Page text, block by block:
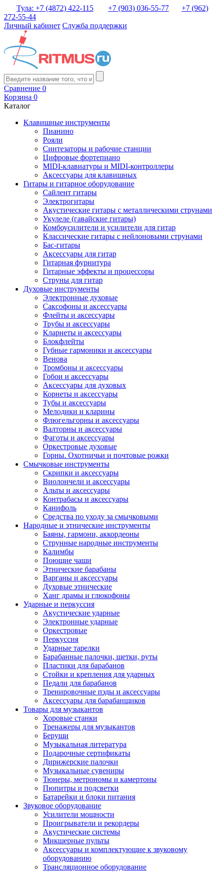
Тула: +7 (4872) 422-115 +7 (903) 036-55-77
+7 (962)
272-55-44
Личный кабинет Служба поддержки
Сравнение 0
Корзина 0
Каталог
Клавишные инструменты
Пианино
Рояли
Синтезаторы и рабочие станции
Цифровые фортепиано
MIDI-клавиатуры и MIDI-контроллеры
Аксессуары для клавишных
Гитары и гитарное оборудование
Сайлент гитары
Электрогитары
Акустические гитары с металлическими струнами
Укулеле (гавайские гитары)
Комбоусилители и усилители для гитар
Классические гитары с нейлоновыми струнами
Бас-гитары
Аксессуары для гитар
Гитарная фурнитура
Гитарные эффекты и процессоры
Струны для гитар
Духовые инструменты
Электронные духовые
Саксофоны и аксессуары
Флейты и аксессуары
Трубы и аксессуары
Кларнеты и аксессуары
Блокфлейты
Губные гармоники и аксессуары
Венова
Тромбоны и аксессуары
Гобои и аксессуары
Аксессуары для духовых
Корнеты и аксессуары
Тубы и аксессуары
Мелодики и кларины
Флюгельгорны и аксессуары
Валторны и аксессуары
Фаготы и аксессуары
Оркестровые духовые
Горны. Охотничьи и почтовые рожки
Смычковые инструменты
Скрипки и аксессуары
Виолончели и аксессуары
Альты и аксессуары
Контрабасы и аксессуары
Канифоль
Средства по уходу за смычковыми
Народные и этнические инструменты
Баяны, гармони, аккордеоны
Струнные народные инструменты
Калимбы
Поющие чаши
Этнические барабаны
Варганы и аксессуары
Духовые этнические
Ханг драмы и глюкофоны
Ударные и перкуссия
Акустические ударные
Электронные ударные
Оркестровые
Перкуссия
Ударные тарелки
Барабанные палочки, щетки, руты
Пластики для барабанов
Стойки и крепления для ударных
Педали для барабанов
Тренировочные пэды и аксессуары
Аксессуары для барабанщиков
Товары для музыкантов
Хоровые станки
Тренажеры для музыкантов
Беруши
Музыкальная литература
Подарочные сертификаты
Дирижерские палочки
Музыкальные сувениры
Тюнеры, метрономы и камертоны
Пюпитры и подсветки
Батарейки и блоки питания
Звуковое оборудование
Усилители мощности
Проигрыватели и рекордеры
Акустические системы
Микшерные пульты
Аксессуары и комплектующие к звуковому
оборудованию
Трансляционное оборудование